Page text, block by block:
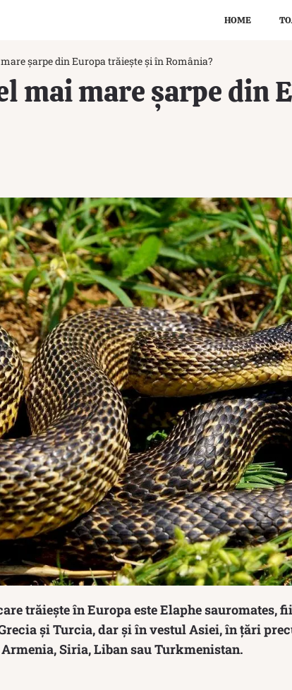
HOME
șarpe din Europa trăiește și în România?
mai mare șarpe din
trăiește în Europa este Elaphe sauromates,
și Turcia, dar și în vestul Asiei, în ţări
Siria, Liban sau Turkmenistan.